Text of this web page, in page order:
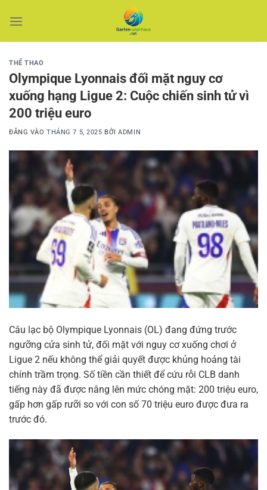
qua
THỂ THAO
Olympique Lyonnais đối mặt nguy cơ
xuống hạng Ligue 2: Cuộc chiến sinh tử vì
200 triệu euro
ĐĂNG VÀOTHÁNG 7 5, 2025 BỞIADMIN
Câu lạc bộ Olympique Lyonnais (OL) đang đứng trước
ngưỡng cửa sinh tử, đối mặt với nguy cơ xuống chơi ở
Ligue 2 nếu không thể giải quyết được khủng hoảng tài
chính trầm trọng. Số tiền cần thiết để cứu rỗi CLB danh
tiếng này đã được nâng lên mức chóng mặt: 200 triệu euro,
gấp hơn gấp rưỡi so với con số 70 triệu euro được đưa ra
trước đó.